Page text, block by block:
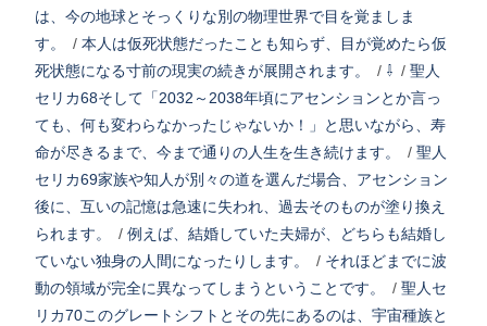
は、今の地球とそっくりな別の物理世界で目を覚ましま
す。
/ 本人は仮死状態だったことも知らず、目が覚めたら仮
死状態になる寸前の現実の続きが展開されます。
/ ⇩ / 聖人
セリカ68そして「2032～2038年頃にアセンションとか言っ
ても、何も変わらなかったじゃないか！」と思いながら、寿
命が尽きるまで、今まで通りの人生を生き続けます。
/ 聖人
セリカ69家族や知人が別々の道を選んだ場合、アセンション
後に、互いの記憶は急速に失われ、過去そのものが塗り換え
られます。
/ 例えば、結婚していた夫婦が、どちらも結婚し
ていない独身の人間になったりします。
/ それほどまでに波
動の領域が完全に異なってしまうということです。
/ 聖人セ
リカ70このグレートシフトとその先にあるのは、宇宙種族と